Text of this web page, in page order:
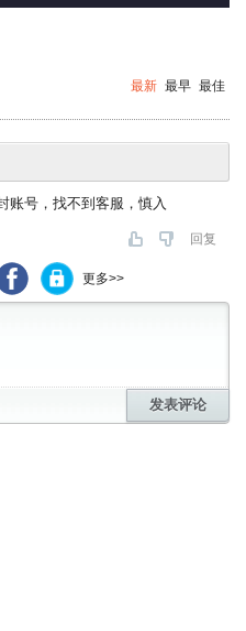
最新 最早 最佳
账号，找不到客服，慎入
回复
更多>>
发表评论